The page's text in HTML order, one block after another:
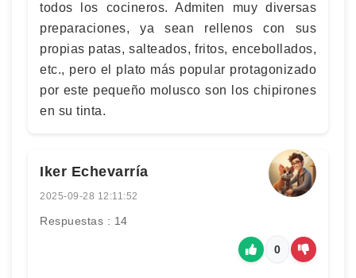
todos los cocineros. Admiten muy diversas
preparaciones, ya sean rellenos con sus
propias patas, salteados, fritos, encebollados,
etc., pero el plato más popular protagonizado
por este pequeño molusco son los chipirones
en su tinta.
Iker Echevarría
2025-09-28 12:11:52
Respuestas : 14
0